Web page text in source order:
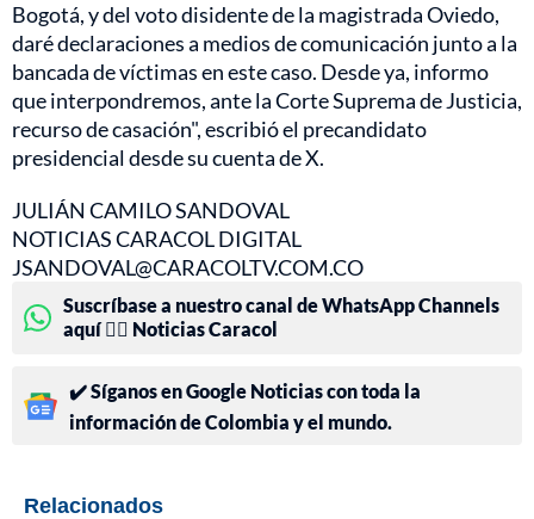
Bogotá, y del voto disidente de la magistrada Oviedo,
daré declaraciones a medios de comunicación junto a la
bancada de víctimas en este caso. Desde ya, informo
que interpondremos, ante la Corte Suprema de Justicia,
recurso de casación", escribió el precandidato
presidencial desde su cuenta de X.
JULIÁN CAMILO SANDOVAL
NOTICIAS CARACOL DIGITAL
JSANDOVAL@CARACOLTV.COM.CO
Suscríbase a nuestro canal de WhatsApp Channels
aquí 👉🏻 Noticias Caracol
✔️ Síganos en Google Noticias con toda la
información de Colombia y el mundo.
Relacionados